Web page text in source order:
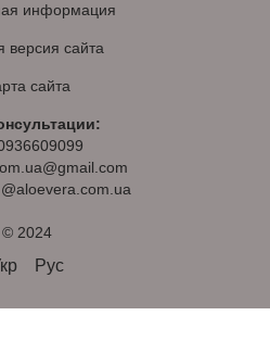
информация
версия сайта
сайта
© 2024
Рус